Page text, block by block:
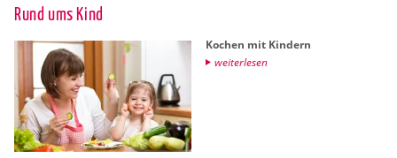
Rund ums Kind
Ko­chen mit Kin­dern
wei­ter­le­sen